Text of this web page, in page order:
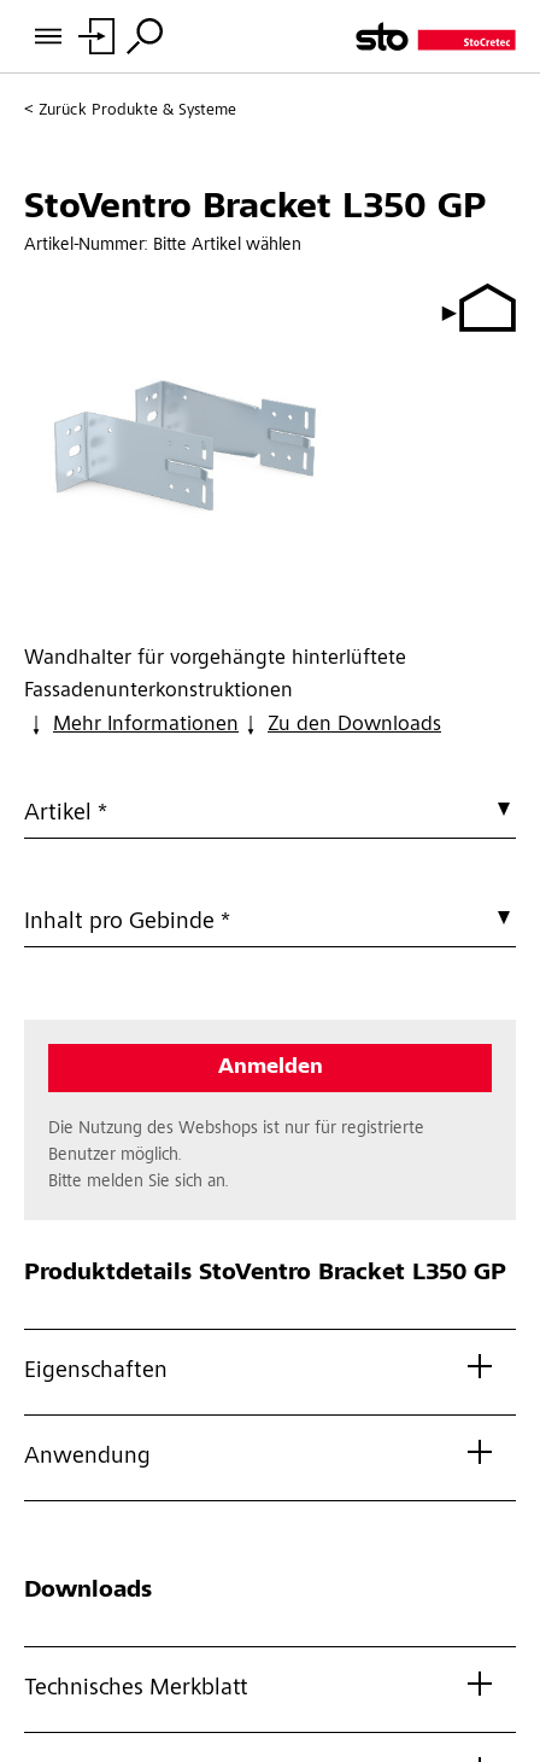
Zurück Produkte & Systeme
StoVentro Bracket L350 GP
Artikel-Nummer: Bitte Artikel wählen
Wandhalter für vorgehängte hinterlüftete
Fassadenunterkonstruktionen
Mehr Informationen
Zu den Downloads
Artikel *
Inhalt pro Gebinde *
Anmelden
Die Nutzung des Webshops ist nur für registrierte
Benutzer möglich.
Bitte melden Sie sich an.
Produktdetails StoVentro Bracket L350 GP
Eigenschaften
Anwendung
Downloads
Technisches Merkblatt